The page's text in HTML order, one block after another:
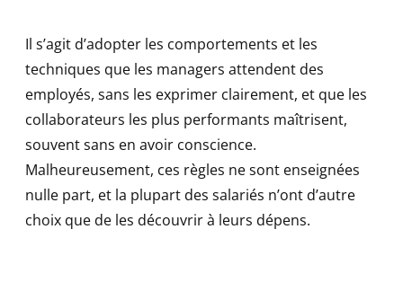
Il s’agit d’adopter les comportements et les
techniques que les managers attendent des
employés, sans les exprimer clairement, et que les
collaborateurs les plus performants maîtrisent,
souvent sans en avoir conscience.
Malheureusement, ces règles ne sont enseignées
nulle part, et la plupart des salariés n’ont d’autre
choix que de les découvrir à leurs dépens.